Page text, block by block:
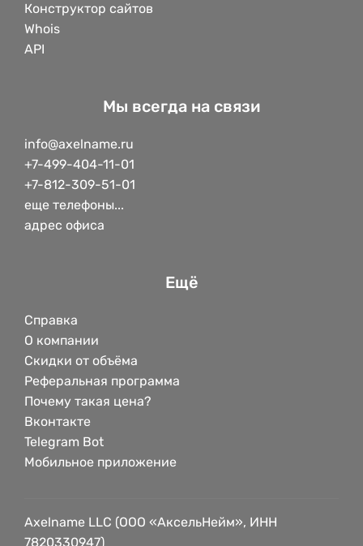
Конструктор сайтов
Whois
API
Мы всегда на связи
info@axelname.ru
+7-499-404-11-01
+7-812-309-51-01
еще телефоны...
адрес офиса
Ещё
Справка
О компании
Скидки от объёма
Реферальная программа
Почему такая цена?
Вконтакте
Telegram Bot
Мобильное приложение
Axelname LLC (ООО «АксельНейм», ИНН
7820330947)